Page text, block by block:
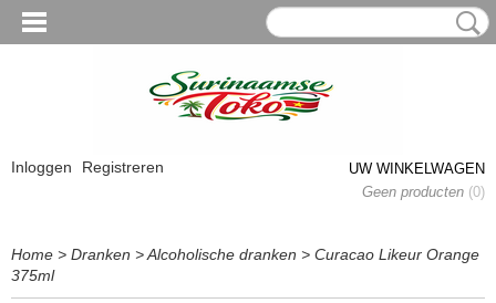
Inloggen Registreren
UW WINKELWAGEN
Geen producten (0)
Home > Dranken >Alcoholische dranken > Curacao Likeur Orange
375ml